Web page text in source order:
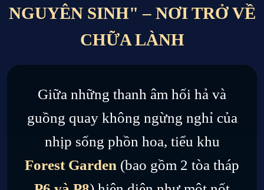
NGUYÊN SINH" – NƠI TRỞ VỀ
CHỮA LÀNH
Giữa những thanh âm hối hả và
guồng quay không ngừng nghỉ của
nhịp sống phồn hoa, tiểu khu
Forest Garden (bao gồm 2 tòa tháp